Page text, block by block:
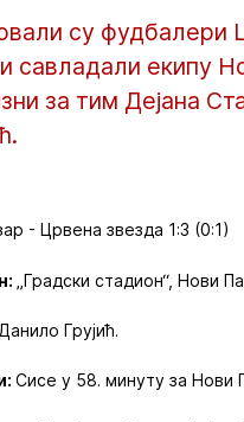
су фудбалери
савладали екипу
за тим Дејана
- Црвена звезда 1:3 (0:1)
„Градски стадион“, Нови
Данило Грујић.
Сисе у 58. минуту за Нови